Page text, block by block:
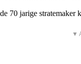
de 70 jarige stratemaker
▼